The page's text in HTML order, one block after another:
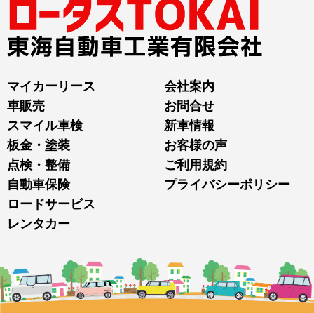
マイカーリース
車販売
スマイル車検
板金・塗装
点検・整備
自動車保険
ロードサービス
レンタカー
会社案内
お問合せ
新車情報
お客様の声
ご利用規約
プライバシーポリシー